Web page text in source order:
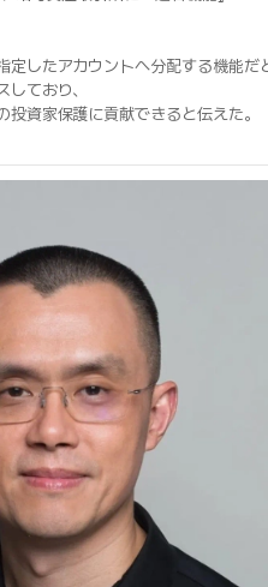
定したアカウントへ分配する機能だ
しており、
資家保護に貢献できると伝えた。